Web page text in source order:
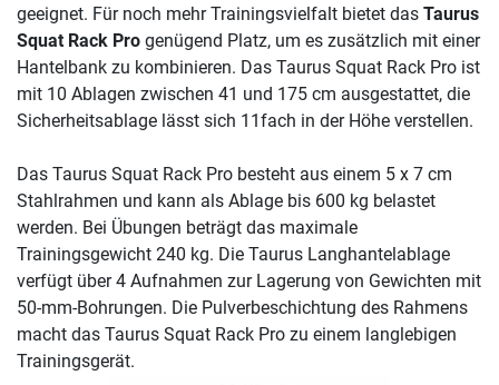
geeignet. Für noch mehr Trainingsvielfalt bietet das Taurus
Squat Rack Pro genügend Platz, um es zusätzlich mit einer
Hantelbank zu kombinieren. Das Taurus Squat Rack Pro ist
mit 10 Ablagen zwischen 41 und 175 cm ausgestattet, die
Sicherheitsablage lässt sich 11fach in der Höhe verstellen.
Das Taurus Squat Rack Pro besteht aus einem 5 x 7 cm
Stahlrahmen und kann als Ablage bis 600 kg belastet
werden. Bei Übungen beträgt das maximale
Trainingsgewicht 240 kg. Die Taurus Langhantelablage
verfügt über 4 Aufnahmen zur Lagerung von Gewichten mit
50-mm-Bohrungen. Die Pulverbeschichtung des Rahmens
macht das Taurus Squat Rack Pro zu einem langlebigen
Trainingsgerät.